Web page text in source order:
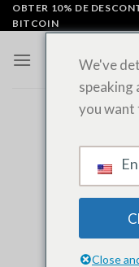
Saltar
para
conteúdo
OBTER 10% DE
BITCOIN
We've
speaking
you want
Close